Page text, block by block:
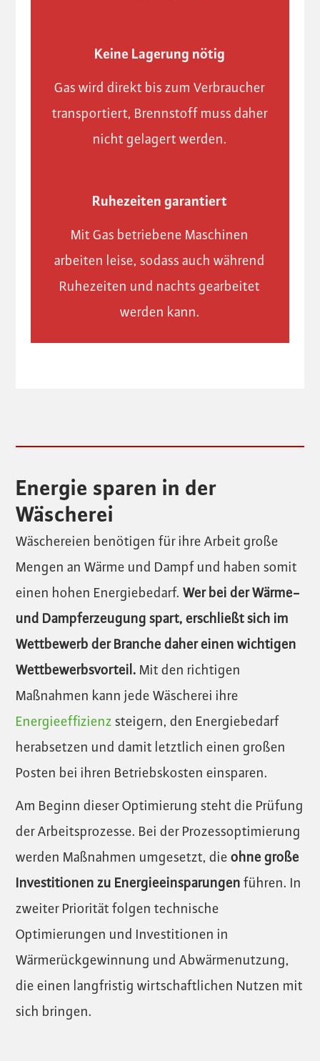
Keine Lagerung nötig
Gas wird direkt bis zum Verbraucher
transportiert, Brennstoff muss daher
nicht gelagert werden.
Ruhezeiten garantiert
Mit Gas betriebene Maschinen
arbeiten leise, sodass auch während
Ruhezeiten und nachts gearbeitet
werden kann.
Energie sparen in der
Wäscherei
Wäschereien benötigen für ihre Arbeit große
Mengen an Wärme und Dampf und haben somit
einen hohen Energiebedarf.Wer bei der Wärme-
und Dampferzeugung spart, erschließt sich im
Wettbewerb der Branche daher einen wichtigen
Wettbewerbsvorteil. Mit den richtigen
Maßnahmen kann jede Wäscherei ihre
Energieeffizienz steigern, den Energiebedarf
herabsetzen und damit letztlich einen großen
Posten bei ihren Betriebskosten einsparen.
Am Beginn dieser Optimierung steht die Prüfung
der Arbeitsprozesse. Bei der Prozessoptimierung
werden Maßnahmen umgesetzt, dieohne große
Investitionen zu Energieeinsparungen führen. In
zweiter Priorität folgen technische
Optimierungen und Investitionen in
Wärmerückgewinnung und Abwärmenutzung,
die einen langfristig wirtschaftlichen Nutzen mit
sich bringen.